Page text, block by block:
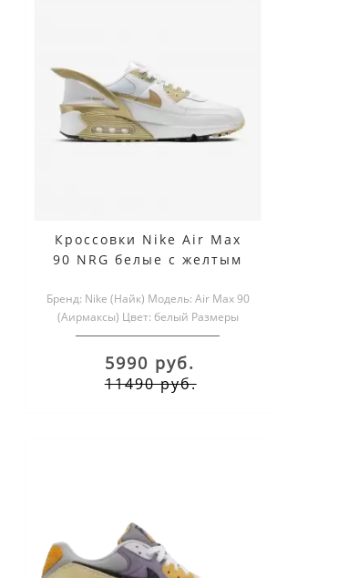
Кроссовки Nike Air Max
90 NRG белые с желтым
Бренд: Nike (Найк) Модель: Air Max 90
(Аирмаксы) Цвет: белый Размеры
обуви: мужские и женск..
5990 руб.
11490 руб.